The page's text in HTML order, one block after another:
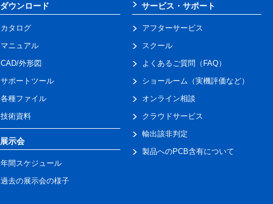
ダウンロード
カタログ
マニュアル
CAD/外形図
サポートツール
各種ファイル
技術資料
展示会
年間スケジュール
過去の展示会の様子
サービス・サポート
アフターサービス
スクール
よくあるご質問（FAQ）
ショールーム（実機評価など）
オンライン相談
クラウドサービス
輸出該非判定
製品へのPCB含有について